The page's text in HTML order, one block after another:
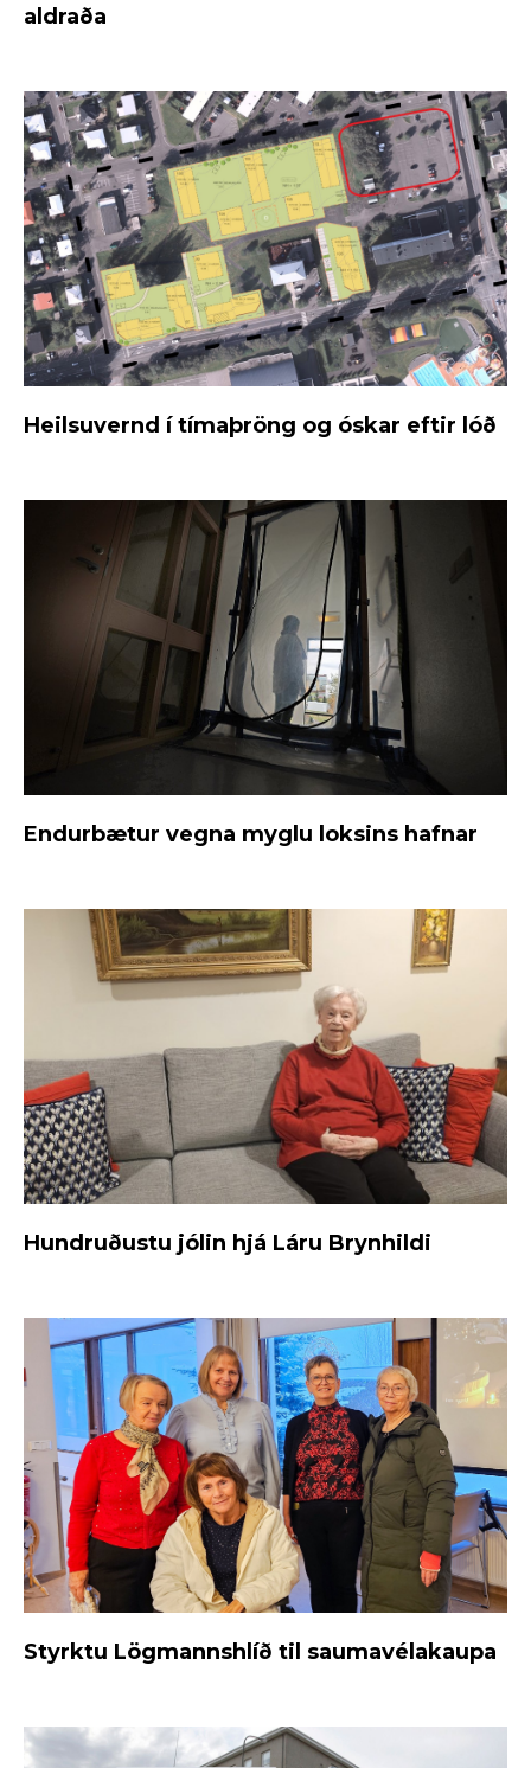
aldraða
Heilsuvernd í tímaþröng og óskar eftir lóð
Endurbætur vegna myglu loksins hafnar
Hundruðustu jólin hjá Láru Brynhildi
Styrktu Lögmannshlíð til saumavélakaupa